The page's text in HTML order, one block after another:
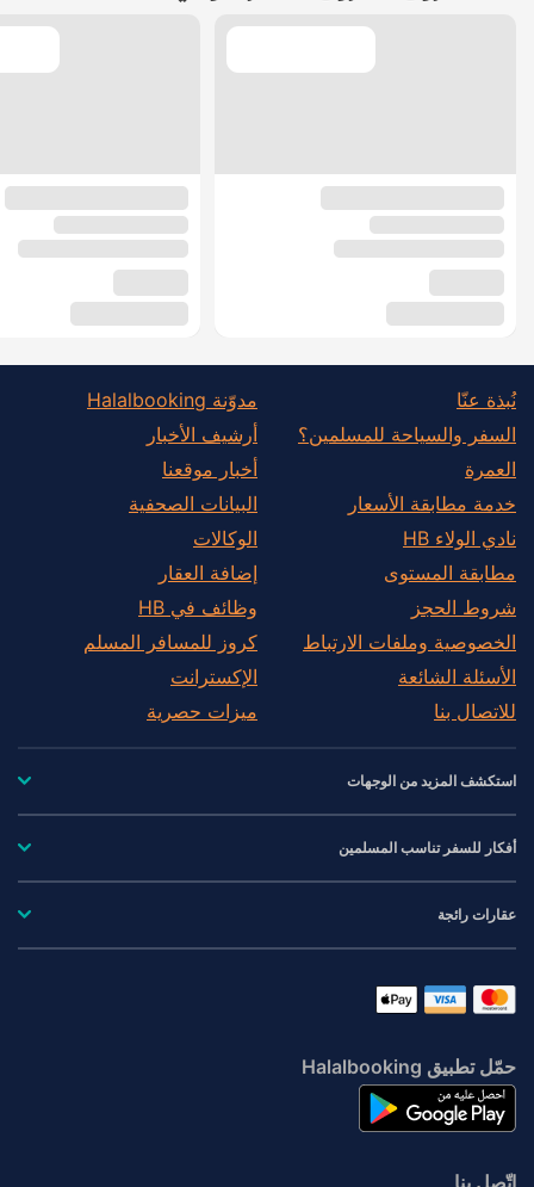
نُبذة عنّا
السفر والسياحة للمسلمين؟
العمرة
خدمة مطابقة الأسعار
نادي الولاء HB
مطابقة المستوى
شروط الحجز
الخصوصية وملفات الارتباط
الأسئلة الشائعة
للاتصال بنا
مدوّنة Halalbooking
أرشيف الأخبار
أخبار موقعنا
البيانات الصحفية
الوكالات
إضافة العقار
وظائف في HB
كروز للمسافر المسلم
الإكسترانت
ميزات حصرية
استكشف المزيد من الوجهات
أفكار للسفر تناسب المسلمين
عقارات رائجة
حمّل تطبيق Halalbooking
اتّصِل بنا